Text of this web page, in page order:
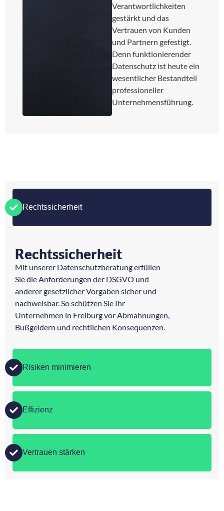
Verantwortlichkeiten
gestärkt und das
Vertrauen von Kunden
und Partnern gefestigt.
Denn funktionierender
Datenschutz ist heute ein
wesentlicher Bestandteil
professioneller
Unternehmensführung.
Rechtssicherheit
Risiken minimieren
Effizienz
Vertrauen stärken
Rechtssicherheit
Mit unserer Datenschutzberatung erfüllen
Sie die Anforderungen der DSGVO und
anderer gesetzlicher Vorgaben sicher und
nachweisbar. So schützen Sie Ihr
Unternehmen in Freiburg vor Abmahnungen,
Bußgeldern und rechtlichen Konsequenzen.